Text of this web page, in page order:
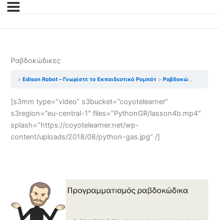
Ραβδοκώδικες
Edison Robot – Γνωρίστε το Εκπαιδευτικό Ρομπότ Ραβδοκώδικες
[s3mm type=”video” s3bucket=”coyotelearner”
s3region=”eu-central-1″ files=”PythonGR/lasson4b.mp4″
splash=”https://coyotelearner.net/wp-
content/uploads/2018/08/python-gas.jpg” /]